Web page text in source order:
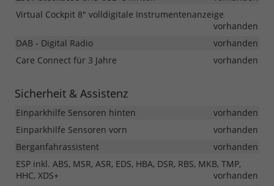
Virtual Cockpit 8" volldigitale Instrumentenanzeige
vorhanden
DAB - Digital Radio
vorhanden
Care Connect für 3 Jahre
vorhanden
Sicherheit & Assistenz
Einparkhilfe Sensoren hinten
vorhanden
Einparkhilfe Sensoren vorn
vorhanden
Berganfahrassistent
vorhanden
ESP inkl. ABS, MSR, ASR, EDS, HBA, DSR, RBS, MKB, TMP,
HHC, XDS+
vorhanden